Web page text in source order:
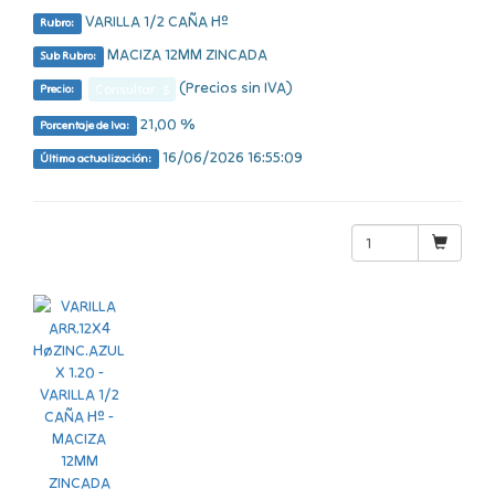
Rubro: VARILLA 1/2 CAÑA Hº
Sub Rubro: MACIZA 12MM ZINCADA
Precio: (Precios sin IVA)
Porcentaje de Iva: 21,00 %
Última actualización: 16/06/2026 16:55:09